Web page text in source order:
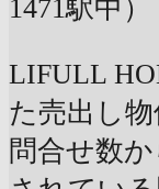
1471駅中）
LIFULL
た売出し
問合せ数